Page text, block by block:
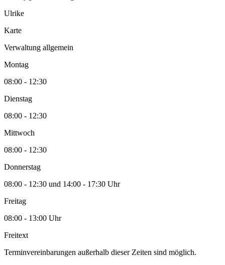
Ulrike
Karte
Verwaltung allgemein
Montag
08:00 - 12:30
Dienstag
08:00 - 12:30
Mittwoch
08:00 - 12:30
Donnerstag
08:00 - 12:30 und 14:00 - 17:30 Uhr
Freitag
08:00 - 13:00 Uhr
Freitext
Terminvereinbarungen außerhalb dieser Zeiten sind möglich.